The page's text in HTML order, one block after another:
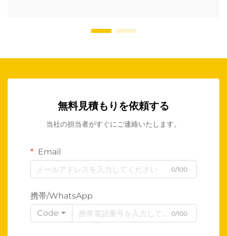
無料見積もりを依頼する
当社の担当者がすぐにご連絡いたします。
Email
0/100
携帯/WhatsApp
Code
0/100